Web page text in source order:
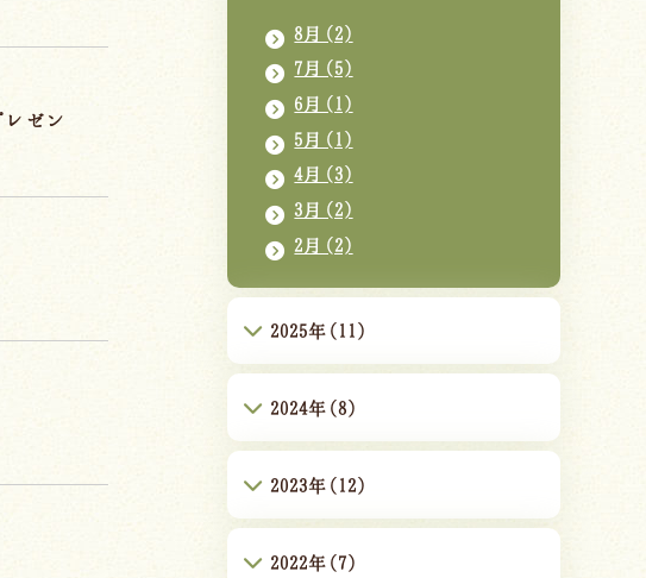
ゼン
8月(2)
7月(5)
6月(1)
5月(1)
4月(3)
3月(2)
2月(2)
2025年(11)
2024年(8)
2023年(12)
2022年(7)